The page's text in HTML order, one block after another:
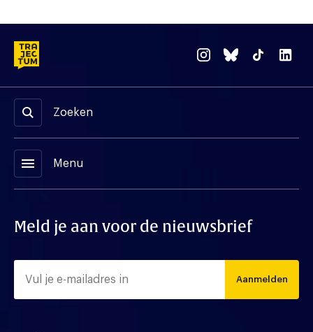
Zoeken
menu Menu
Meld je aan voor de nieuwsbrief
Aanmelden